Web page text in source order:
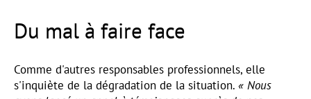
Du mal à faire face
Comme d'autres responsables professionnels, elle
s'inquiète de la dégradation de la situation. « Nous